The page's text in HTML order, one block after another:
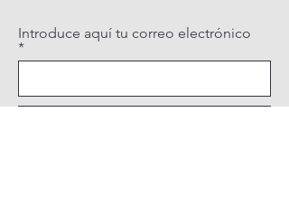
Introduce aquí tu correo electrónico